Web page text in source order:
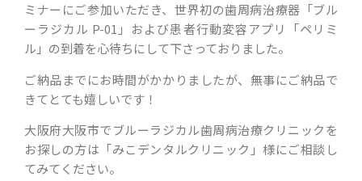
ミナーにご参加いただき、世界初の歯周病治療器「ブル
ーラジカル P-01」および患者行動変容アプリ「ペリミ
ル」の到着を心待ちにして下さっておりました。
ご納品までにお時間がかかりましたが、無事にご納品で
きてとても嬉しいです！
大阪府大阪市でブルーラジカル歯周病治療クリニックを
お探しの方は「みこデンタルクリニック」様にご相談し
てみてください。